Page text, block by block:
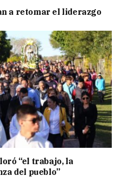
a retomar el liderazgo
“el trabajo, la
del pueblo”